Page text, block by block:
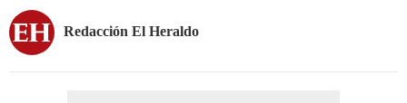
Redacción El Heraldo